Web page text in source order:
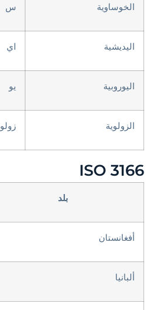
الخوساوية س
اليديشية اي
اليوروبية يو
الزولوية زولو
ISO 3166
بلد
أفغانستان
ألبانيا